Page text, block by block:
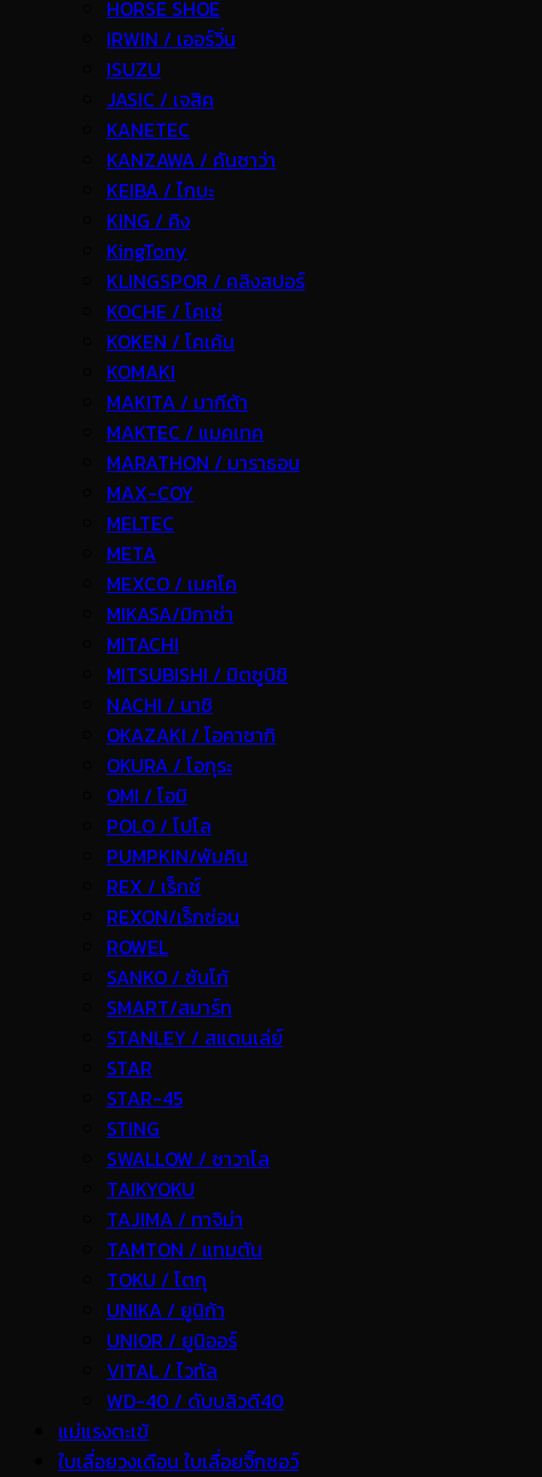
HORSE SHOE
IRWIN / เออร์วิ่น
ISUZU
JASIC / เจสิค
KANETEC
KANZAWA / คันซาว่า
KEIBA / ไกบะ
KING / คิง
KingTony
KLINGSPOR / คลิงสปอร์
KOCHE / โคเช่
KOKEN / โคเค้น
KOMAKI
MAKITA / มากีต้า
MAKTEC / แมคเทค
MARATHON / มาราธอน
MAX-COY
MELTEC
META
MEXCO / เมคโค
MIKASA/มิกาซ่า
MITACHI
MITSUBISHI / มิตซูบิชิ
NACHI / นาชิ
OKAZAKI / โอคาซากิ
OKURA / โอกุระ
OMI / โอมิ
POLO / โปโล
PUMPKIN/พัมคิน
REX / เร็กช์
REXON/เร็กซ่อน
ROWEL
SANKO / ซันโก้
SMART/สมาร์ท
STANLEY / สแตนเล่ย์
STAR
STAR-45
STING
SWALLOW / ซาวาโล
TAIKYOKU
TAJIMA / ทาจิม่า
TAMTON / แทมตัน
TOKU / โตกุ
UNIKA / ยูนิก้า
UNIOR / ยูนิออร์
VITAL / ไวทัล
WD-40 / ดับบลิวดี40
แม่แรงตะเข้
ใบเลื่อยวงเดือน ใบเลื่อยจิ๊กซอว์